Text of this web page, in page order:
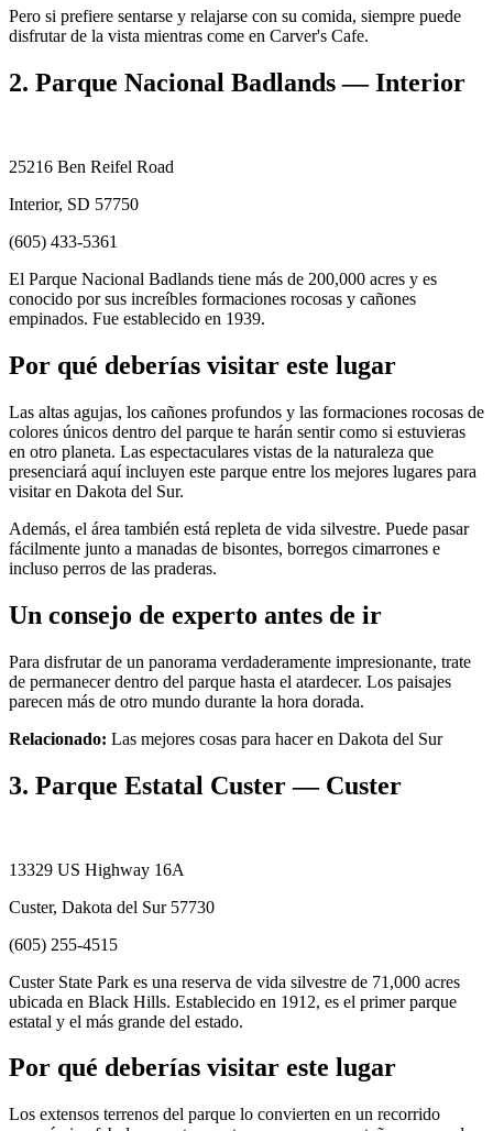
Pero si prefiere sentarse y relajarse con su comida, siempre puede
disfrutar de la vista mientras come en Carver's Cafe.
2. Parque Nacional Badlands — Interior
25216 Ben Reifel Road
Interior, SD 57750
(605) 433-5361
El Parque Nacional Badlands tiene más de 200,000 acres y es
conocido por sus increíbles formaciones rocosas y cañones
empinados. Fue establecido en 1939.
Por qué deberías visitar este lugar
Las altas agujas, los cañones profundos y las formaciones rocosas de
colores únicos dentro del parque te harán sentir como si estuvieras
en otro planeta. Las espectaculares vistas de la naturaleza que
presenciará aquí incluyen este parque entre los mejores lugares para
visitar en Dakota del Sur.
Además, el área también está repleta de vida silvestre. Puede pasar
fácilmente junto a manadas de bisontes, borregos cimarrones e
incluso perros de las praderas.
Un consejo de experto antes de ir
Para disfrutar de un panorama verdaderamente impresionante, trate
de permanecer dentro del parque hasta el atardecer. Los paisajes
parecen más de otro mundo durante la hora dorada.
Relacionado: Las mejores cosas para hacer en Dakota del Sur
3. Parque Estatal Custer — Custer
13329 US Highway 16A
Custer, Dakota del Sur 57730
(605) 255-4515
Custer State Park es una reserva de vida silvestre de 71,000 acres
ubicada en Black Hills. Establecido en 1912, es el primer parque
estatal y el más grande del estado.
Por qué deberías visitar este lugar
Los extensos terrenos del parque lo convierten en un recorrido